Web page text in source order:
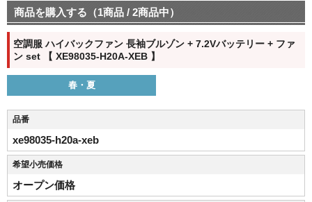
商品を購入する（1商品 / 2商品中）
空調服 ハイバックファン 長袖ブルゾン + 7.2Vバッテリー + ファ
ン set 【 XE98035-H20A-XEB 】
春・夏
品番
xe98035-h20a-xeb
希望小売価格
オープン価格